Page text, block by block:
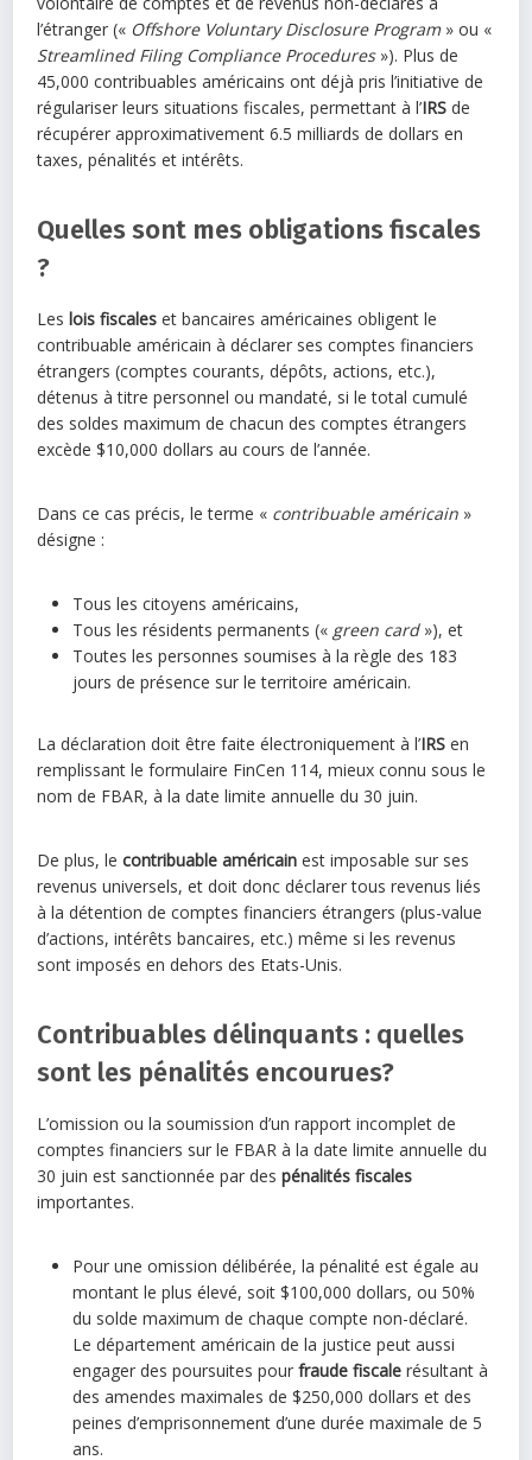
l’étranger (« Offshore Voluntary Disclosure Program» ou «
Streamlined Filing Compliance Procedures»). Plus de
45,000 contribuables américains ont déjà pris l’initiative de
régulariser leurs situations fiscales, permettant à l’IRS de
récupérer approximativement 6.5 milliards de dollars en
taxes, pénalités et intérêts.
Quelles sont mes obligations fiscales
?
Leslois fiscales et bancaires américaines obligent le
contribuable américain à déclarer ses comptes financiers
étrangers (comptes courants, dépôts, actions, etc.),
détenus à titre personnel ou mandaté, si le total cumulé
des soldes maximum de chacun des comptes étrangers
excède $10,000 dollars au cours de l’année.
Dans ce cas précis, le terme « contribuable américain »
désigne :
Tous les citoyens américains,
Tous les résidents permanents (« green card»), et
Toutes les personnes soumises à la règle des 183
jours de présence sur le territoire américain.
La déclaration doit être faite électroniquement à l’IRS en
remplissant le formulaire FinCen 114, mieux connu sous le
nom de FBAR, à la date limite annuelle du 30 juin.
De plus, le contribuable américain est imposable sur ses
revenus universels, et doit donc déclarer tous revenus liés
à la détention de comptes financiers étrangers (plus-value
d’actions, intérêts bancaires, etc.) même si les revenus
sont imposés en dehors des Etats-Unis.
Contribuables délinquants : quelles
sont les pénalités encourues?
L’omission ou la soumission d’un rapport incomplet de
comptes financiers sur le FBAR à la date limite annuelle du
30 juin est sanctionnée par despénalités fiscales
importantes.
Pour une omission délibérée, la pénalité est égale au
montant le plus élevé, soit $100,000 dollars, ou 50%
du solde maximum de chaque compte non-déclaré.
Le département américain de la justice peut aussi
engager des poursuites pour fraude fiscale résultant à
des amendes maximales de $250,000 dollars et des
peines d’emprisonnement d’une durée maximale de 5
ans.